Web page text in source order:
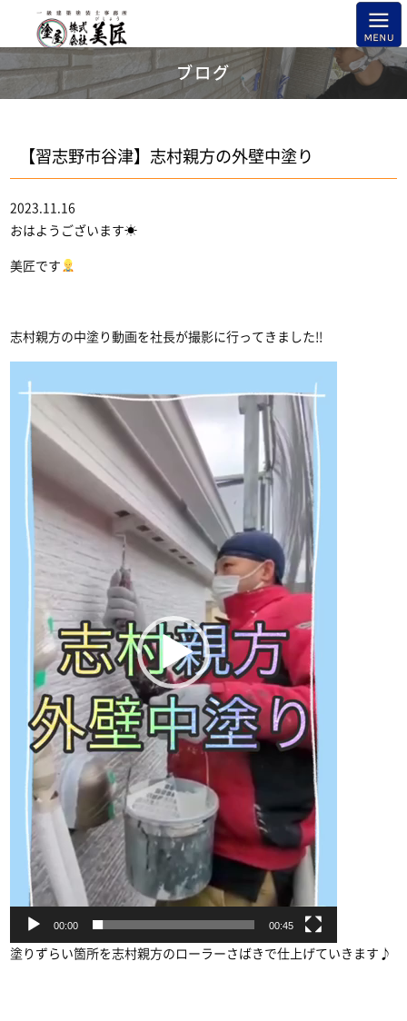
ブログ
【習志野市谷津】志村親方の外壁中塗り
2023.11.16
おはようございます☀
美匠です
志村親方の中塗り動画を社長が撮影に行ってきました!!
画
00:00 00:45
塗りずらい箇所を志村親方のローラーさばきで仕上げていきます♪